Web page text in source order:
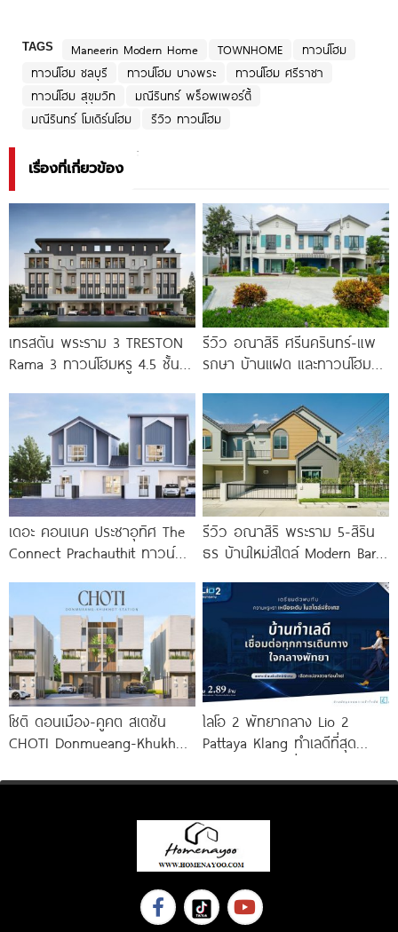
TAGS Maneerin Modern Home TOWNHOME
ทาวน์โฮม
ทาวน์โฮม ชลบุรี
ทาวน์โฮม บางพระ
ทาวน์โฮม ศรีราชา
ทาวน์โฮม สุขุมวิท
มณีรินทร์ พร็อพเพอร์ตี้
มณีรินทร์ โมเดิร์นโฮม
รีวิว ทาวน์โฮม
เรื่องที่เกี่ยวข้อง
เทรสตัน พระราม 3 TRESTON
Rama 3 ทาวน์โฮมหรู 4.5 ชั้น
รีวิว อณาสิริ ศรีนครินทร์-แพ
รกษา บ้านแฝด และทาวน์โฮม
ทางด่วน และ BTS แพรกษา
เดอะ คอนเนค ประชาอุทิศ The
Connect Prachauthit ทาวน์
ศักยภาพซอยสุขสวัสดิ์ 78 ราคา
เริ่ม
รีวิว อณาสิริ พระราม 5-สิริน
ธร บ้านใหม่สไตล์ Modern Barn
โชติ ดอนเมือง-คูคต สเตชัน
CHOTI Donmueang-Khukhot
ไลโอ 2 พัทยากลาง Lio 2
Pattaya Klang ทำเลดีที่สุด
เดินทาง